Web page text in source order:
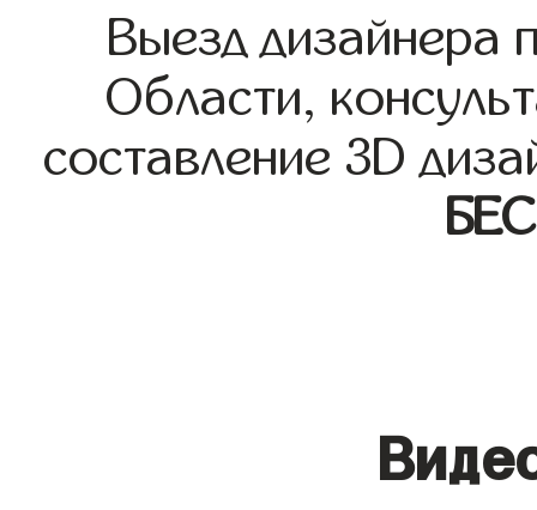
Выезд дизайнера
Области,
составление 3D